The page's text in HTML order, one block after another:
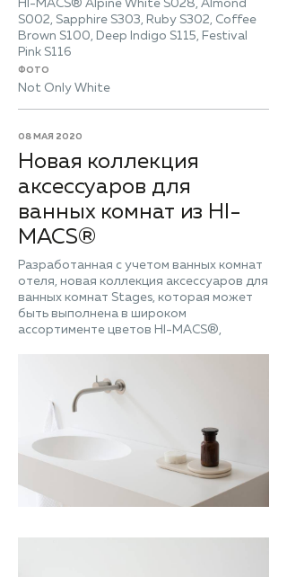
HI-MACS® Alpine White S028, Almond
S002, Sapphire S303, Ruby S302, Coffee
Brown S100, Deep Indigo S115, Festival
Pink S116
ФОТО
Not Only White
08 МАЯ 2020
Новая коллекция
аксессуаров для
ванных комнат из HI-
MACS®
Разработанная с учетом ванных комнат
отеля, новая коллекция аксессуаров для
ванных комнат Stages, которая может
быть выполнена в широком
ассортименте цветов HI-MACS®,